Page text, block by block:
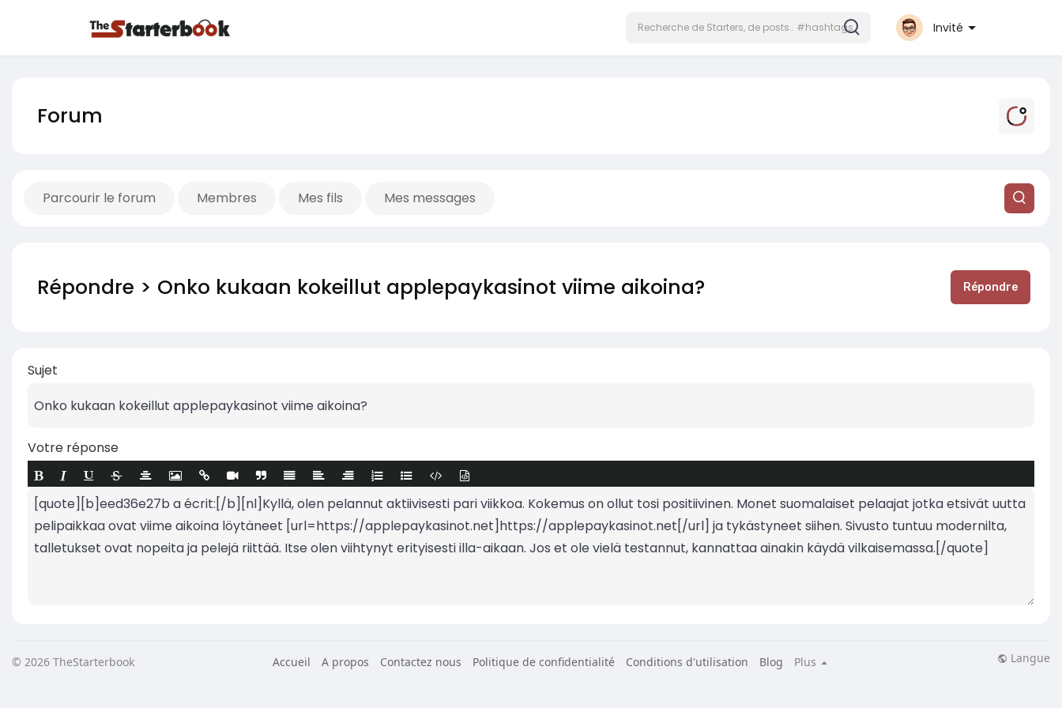
Invité
Forum
Parcourir le forum Membres Mes fils Mes messages
Répondre > Onko kukaan kokeillut applepaykasinot viime aikoina? Répondre
Sujet
Votre réponse
© 2026 TheStarterbook Accueil A propos Contactez nous Politique de confidentialité Conditions d'utilisation Blog Plus Langue